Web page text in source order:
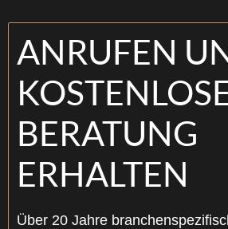
ANRUFEN
BERATUNG
ERHALTEN
Über 20 Jahre